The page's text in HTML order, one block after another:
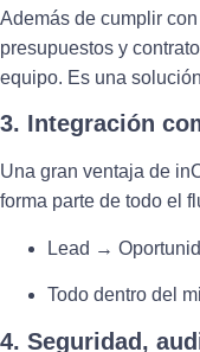
Además de cumplir
presupuestos y
equipo. Es una
3. Integración
Una gran ventaja de
forma parte de todo el
Lead →
Todo dentro del
4. Seguridad,